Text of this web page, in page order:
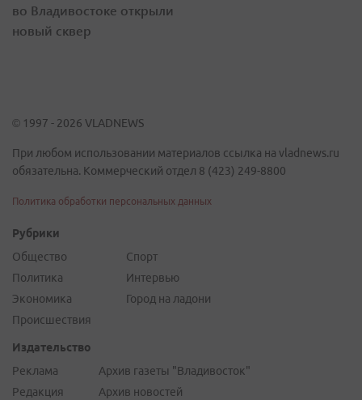
во Владивостоке открыли
новый сквер
© 1997 - 2026 VLADNEWS
При любом использовании материалов ссылка на vladnews.ru
обязательна. Коммерческий отдел 8 (423) 249-8800
Политика обработки персональных данных
Рубрики
Общество
Политика
Экономика
Происшествия
Спорт
Интервью
Город на ладони
Издательство
Реклама
Редакция
Архив газеты "Владивосток"
Архив новостей